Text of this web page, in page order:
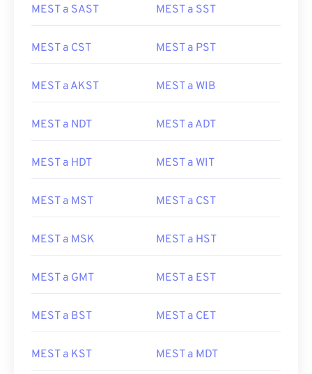
MEST a SAST MEST a SST
MEST a CST MEST a PST
MEST a AKST MEST a WIB
MEST a NDT MEST a ADT
MEST a HDT MEST a WIT
MEST a MST MEST a CST
MEST a MSK MEST a HST
MEST a GMT MEST a EST
MEST a BST MEST a CET
MEST a KST MEST a MDT